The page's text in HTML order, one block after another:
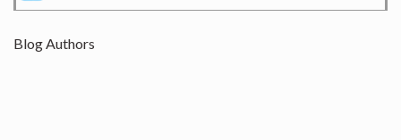
Blog Authors